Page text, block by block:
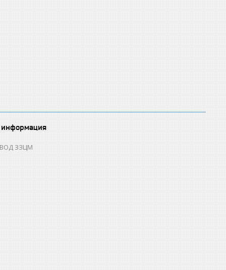
информация
ЗЗЦМ